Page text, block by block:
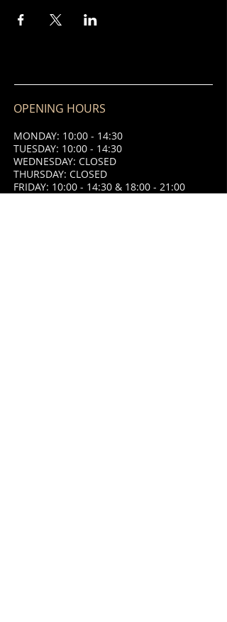
OPENING HOURS
MONDAY: 10:00 - 14:30
TUESDAY: 10:00 - 14:30
WEDNESDAY: CLOSED
THURSDAY: CLOSED
FRIDAY: 10:00 - 14:30 & 18:00 - 21:00